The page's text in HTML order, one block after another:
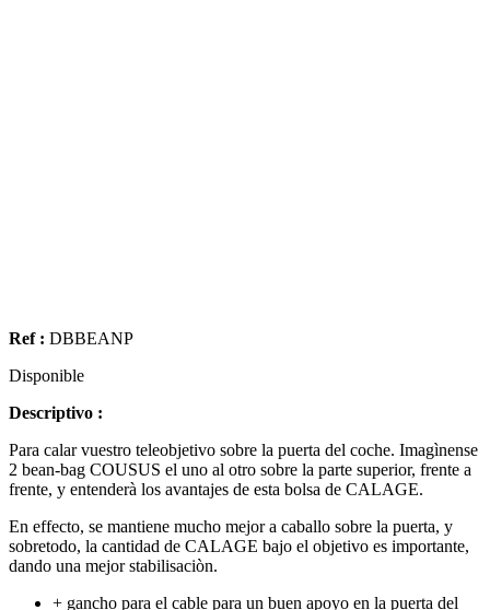
Ref : DBBEANP
Disponible
Descriptivo :
Para calar vuestro teleobjetivo sobre la puerta del coche. Imagìnense
2 bean-bag COUSUS el uno al otro sobre la parte superior, frente a
frente, y entenderà los avantajes de esta bolsa de CALAGE.
En effecto, se mantiene mucho mejor a caballo sobre la puerta, y
sobretodo, la cantidad de CALAGE bajo el objetivo es importante,
dando una mejor stabilisaciòn.
+ gancho para el cable para un buen apoyo en la puerta del